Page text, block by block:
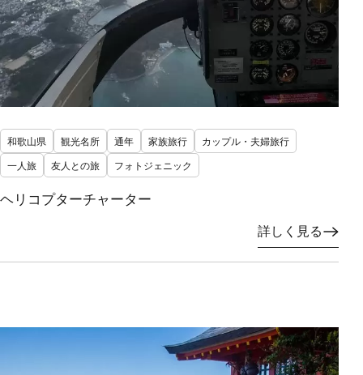
和歌山県 観光名所 通年 家族旅行
カップル・夫婦旅行
一人旅
友人との旅 フォトジェニック
ヘリコプターチャーター
詳しく見る